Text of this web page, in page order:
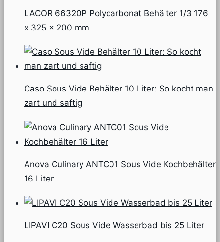
LACOR 66320P Polycarbonat Behälter 1/3 176
x 325 x 200 mm
Caso Sous Vide Behälter 10 Liter: So kocht man
zart und saftig
Anova Culinary ANTC01 Sous Vide Kochbehälter
16 Liter
LIPAVI C20 Sous Vide Wasserbad bis 25 Liter